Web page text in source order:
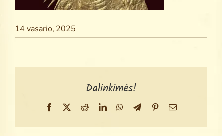
Search
for:
14 vasario, 2025
Dalinkimės!
Facebook RedditLinkedInWhatsApp
TelegramPinterestEmail